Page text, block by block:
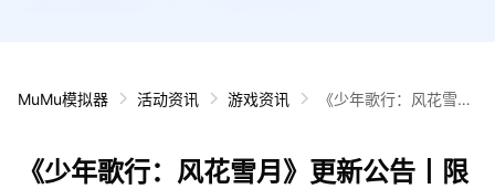
MuMu模拟器 活动资讯 游戏资讯
《少年歌行：风花雪
剧情即将来袭！
《少年歌行：风花雪月》更新公告丨限